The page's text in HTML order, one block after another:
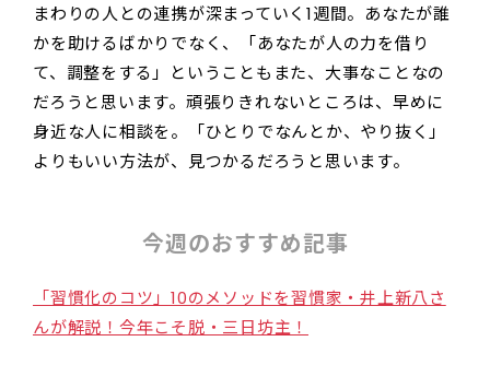
まわりの人との連携が深まっていく1週間。あなたが誰
かを助けるばかりでなく、「あなたが人の力を借り
て、調整をする」ということもまた、大事なことなの
だろうと思います。頑張りきれないところは、早めに
身近な人に相談を。「ひとりでなんとか、やり抜く」
よりもいい方法が、見つかるだろうと思います。
今週のおすすめ記事
「習慣化のコツ」10のメソッドを習慣家・井上新八さ
んが解説！今年こそ脱・三日坊主！